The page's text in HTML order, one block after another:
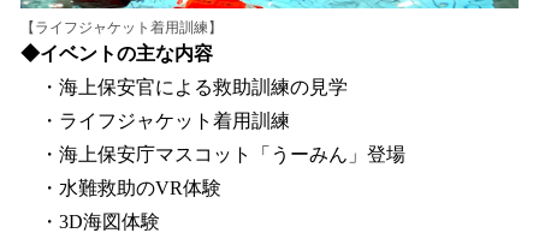
【ライフジャケット着用訓練】
◆イベントの主な内容
・海上保安官による救助訓練の見学
・ライフジャケット着用訓練
・海上保安庁マスコット「うーみん」登場
・水難救助のVR体験
・3D海図体験